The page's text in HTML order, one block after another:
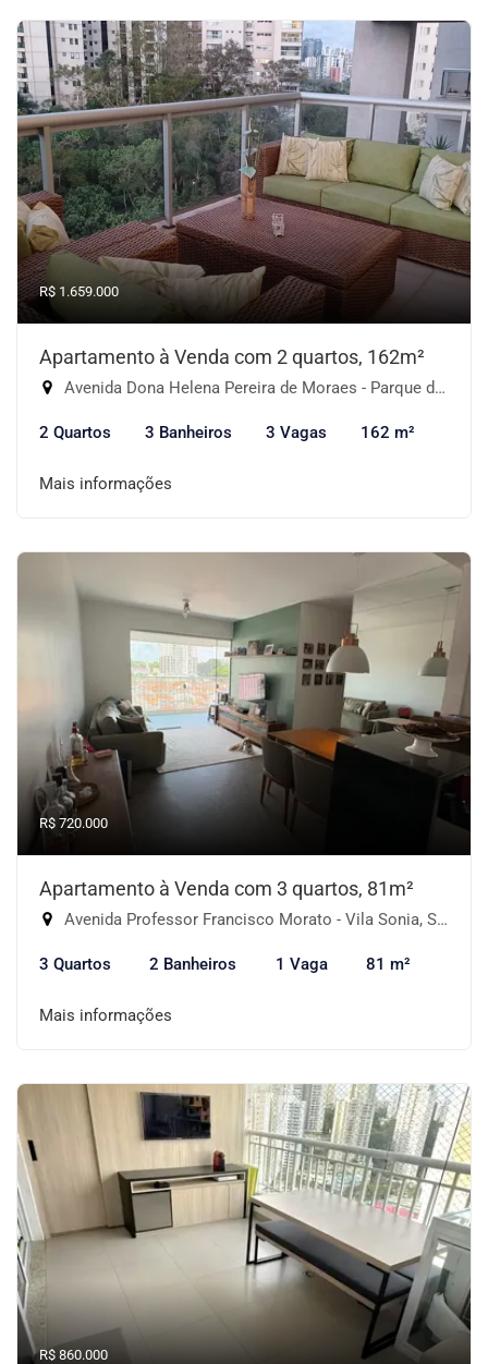
R$ 1.659.000
Apartamento à Venda com 2 quartos, 162m²
Avenida Dona Helena Pereira de Moraes - Parque do Morumbi, São Paulo-SP
2 Quartos 3 Banheiros 3 Vagas 162 m²
Mais informações
R$ 720.000
Apartamento à Venda com 3 quartos, 81m²
Avenida Professor Francisco Morato - Vila Sonia, São Paulo-SP
3 Quartos 2 Banheiros 1 Vaga 81 m²
Mais informações
R$ 860.000